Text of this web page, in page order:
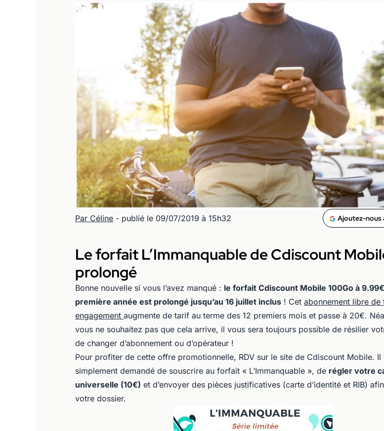
Par Céline - publié le 09/07/2019 à 15h32 Ajoutez-nous
Le forfait L’Immanquable de Cdiscount
prolongé
Bonne nouvelle si vous l’avez manqué : le forfait Cdiscount Mobile 100Go à
première année est prolongé jusqu’au 16 juillet inclus ! Cet abonnement libre de
engagement augmente de tarif au terme des 12 premiers mois et passe à 20€.
vous ne souhaitez pas que cela arrive, il vous sera toujours possible de résilier
de changer d’abonnement ou d’opérateur !
Pour profiter de cette offre promotionnelle, RDV sur le site de Cdiscount Mobile. Il
simplement demandé de souscrire au forfait « L’Immanquable », de régler votre
universelle (10€) et d’envoyer des pièces justificatives (carte d’identité et RIB)
votre dossier.